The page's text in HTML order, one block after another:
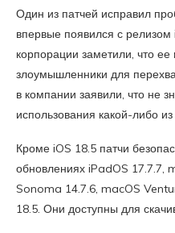
Один из патчей исправил
впервые появился с
корпорации заметили, что ее
злоумышленники для
в компании заявили, что не
использования какой-либо
Кроме iOS 18.5 патчи
обновлениях iPadOS 17.7.7,
Sonoma 14.7.6, macOS
18.5. Они доступны для